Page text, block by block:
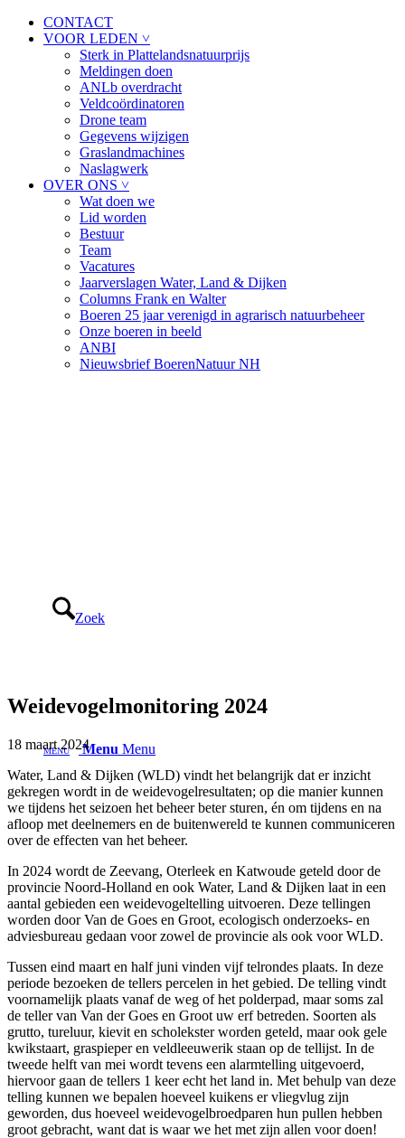
CONTACT
VOOR LEDEN ˅
Sterk in Plattelandsnatuurprijs
Meldingen doen
ANLb overdracht
Veldcoördinatoren
Drone team
Gegevens wijzigen
Graslandmachines
Naslagwerk
OVER ONS ˅
Wat doen we
Lid worden
Bestuur
Team
Vacatures
Jaarverslagen Water, Land & Dijken
Columns Frank en Walter
Boeren 25 jaar verenigd in agrarisch natuurbeheer
Onze boeren in beeld
ANBI
Nieuwsbrief BoerenNatuur NH
Zoek
Menu Menu
Weidevogelmonitoring 2024
18 maart 2024
Water, Land & Dijken (WLD) vindt het belangrijk dat er inzicht
gekregen wordt in de weidevogelresultaten; op die manier kunnen
we tijdens het seizoen het beheer beter sturen, én om tijdens en na
afloop met deelnemers en de buitenwereld te kunnen communiceren
over de effecten van het beheer.
In 2024 wordt de Zeevang, Oterleek en Katwoude geteld door de
provincie Noord-Holland en ook Water, Land & Dijken laat in een
aantal gebieden een weidevogeltelling uitvoeren. Deze tellingen
worden door Van de Goes en Groot, ecologisch onderzoeks- en
adviesbureau gedaan voor zowel de provincie als ook voor WLD.
Tussen eind maart en half juni vinden vijf telrondes plaats. In deze
periode bezoeken de tellers percelen in het gebied. De telling vindt
voornamelijk plaats vanaf de weg of het polderpad, maar soms zal
de teller van Van der Goes en Groot uw erf betreden. Soorten als
grutto, tureluur, kievit en scholekster worden geteld, maar ook gele
kwikstaart, graspieper en veldleeuwerik staan op de tellijst. In de
tweede helft van mei wordt tevens een alarmtelling uitgevoerd,
hiervoor gaan de tellers 1 keer echt het land in. Met behulp van deze
telling kunnen we bepalen hoeveel kuikens er vliegvlug zijn
geworden, dus hoeveel weidevogelbroedparen hun pullen hebben
groot gebracht, want dat is waar we het met zijn allen voor doen!